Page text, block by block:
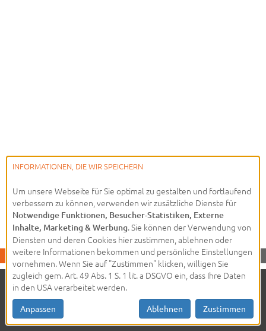
© 2026 - HAUFE GmbH &
Co. KG
Datenschutz
AGBs
INFORMATIONEN, DIE WIR SPEICHERN
Um unsere Webseite für Sie optimal zu gestalten und fortlaufend
verbessern zu können, verwenden wir zusätzliche Dienste für
Notwendige Funktionen, Besucher-Statistiken, Externe
Inhalte, Marketing & Werbung. Sie können der Verwendung von
Diensten und deren Cookies hier zustimmen, ablehnen oder
weitere Informationen bekommen und persönliche Einstellungen
vornehmen. Wenn Sie auf "Zustimmen" klicken, willigen Sie
zugleich gem. Art. 49 Abs. 1 S. 1 lit. a DSGVO ein, dass Ihre Daten
in den USA verarbeitet werden.
Anpassen Ablehnen Zustimmen